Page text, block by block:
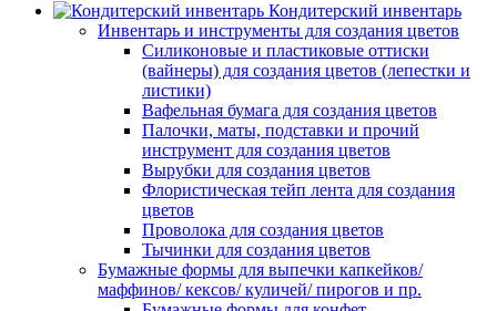
Кондитерский инвентарь
Инвентарь и инструменты для создания цветов
Силиконовые и пластиковые оттиски
(вайнеры) для создания цветов (лепестки и
листики)
Вафельная бумага для создания цветов
Палочки, маты, подставки и прочий
инструмент для создания цветов
Вырубки для создания цветов
Флористическая тейп лента для создания
цветов
Проволока для создания цветов
Тычинки для создания цветов
Бумажные формы для выпечки капкейков/
маффинов/ кексов/ куличей/ пирогов и пр.